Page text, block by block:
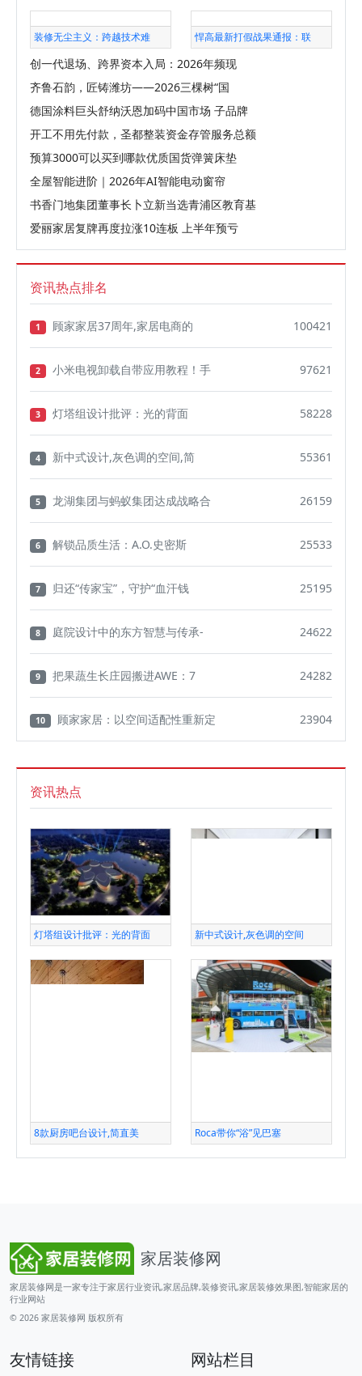
装修无尘主义：跨越技术难 悍高最新打假战果通报：联
创一代退场、跨界资本入局：2026年频现
齐鲁石韵，匠铸潍坊——2026三棵树“国
德国涂料巨头舒纳沃恩加码中国市场 子品牌
开工不用先付款，圣都整装资金存管服务总额
预算3000可以买到哪款优质国货弹簧床垫
全屋智能进阶｜2026年AI智能电动窗帘
书香门地集团董事长卜立新当选青浦区教育基
爱丽家居复牌再度拉涨10连板 上半年预亏
资讯热点排名
1 顾家家居37周年,家居电商的 100421
2 小米电视卸载自带应用教程！手 97621
3 灯塔组设计批评：光的背面 58228
4 新中式设计,灰色调的空间,简 55361
5 龙湖集团与蚂蚁集团达成战略合 26159
6 解锁品质生活：A.O.史密斯 25533
7 归还“传家宝”，守护“血汗钱 25195
8 庭院设计中的东方智慧与传承- 24622
9 把果蔬生长庄园搬进AWE：7 24282
10 顾家家居：以空间适配性重新定 23904
资讯热点
灯塔组设计批评：光的背面 新中式设计,灰色调的空间
8款厨房吧台设计,简直美 Roca带你“浴”见巴塞
家居装修网
家居装修网是一家专注于家居行业资讯,家居品牌,装修资讯,家居装修效果图,智能家居的
行业网站
© 2026 家居装修网 版权所有
友情链接 网站栏目